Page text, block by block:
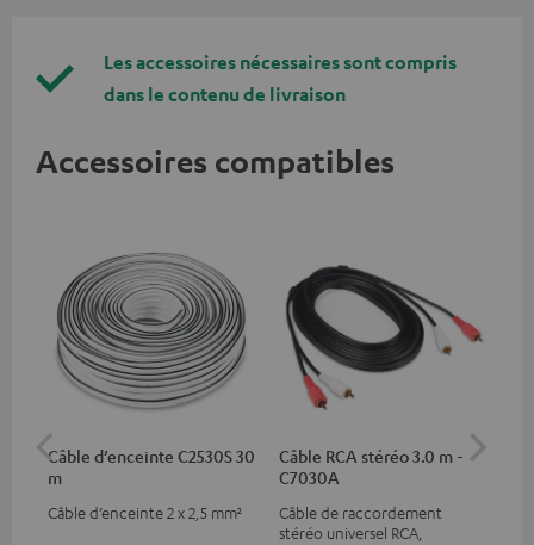
Les accessoires nécessaires sont compris
dans le contenu de livraison
Accessoires compatibles
Câble d’enceinte C2530S 30
m
Câble d’enceinte 2 x 2,5 mm²
Câble RCA stéréo 3.0 m -
C7030A
Câble de raccordement
stéréo universel RCA,